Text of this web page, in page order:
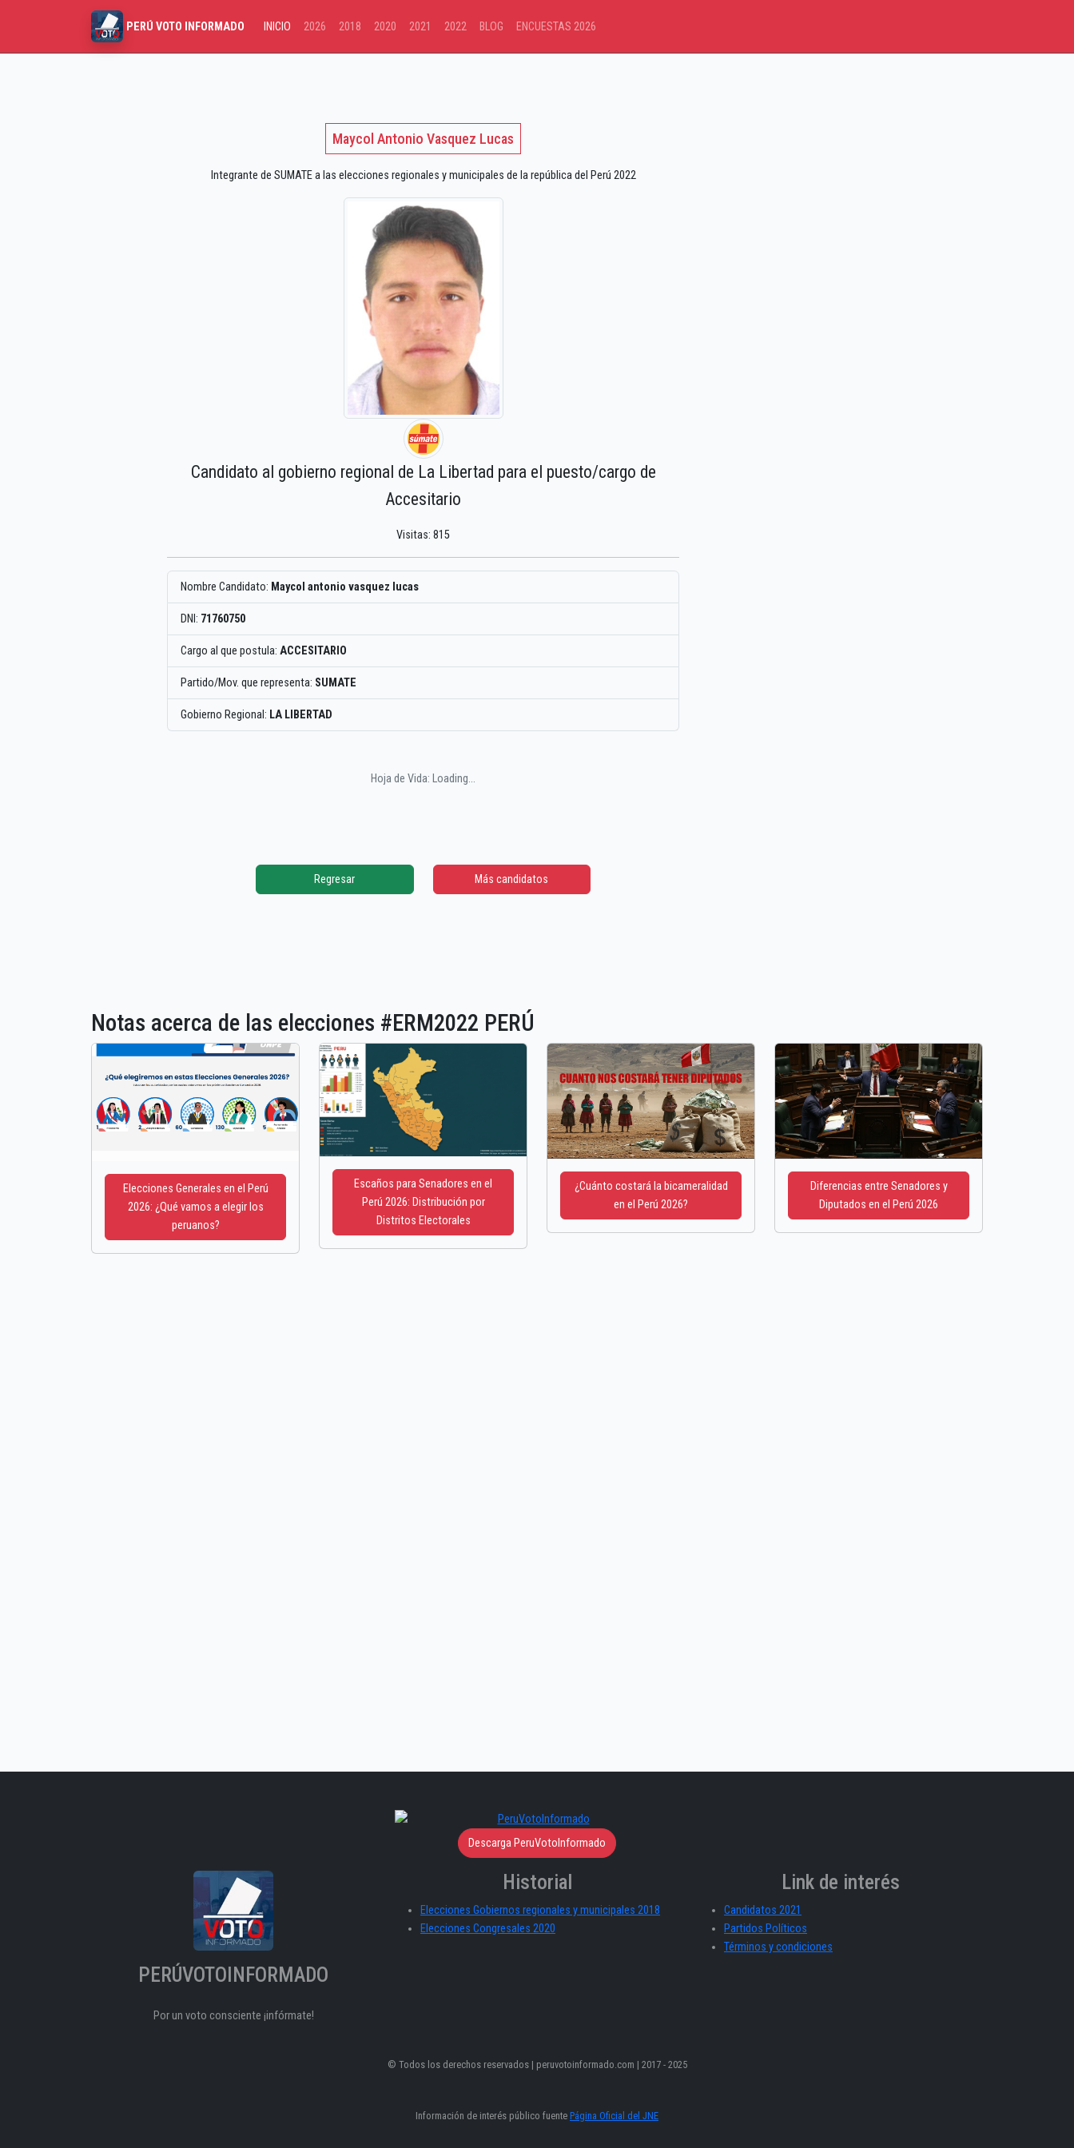
PERÚ VOTO INFORMADO INICIO 2026 2018 2020 2021 2022 BLOG ENCUESTAS 2026
Maycol Antonio Vasquez Lucas
Integrante de SUMATE a las elecciones regionales y municipales de la república del Perú 2022
Candidato al gobierno regional de La Libertad para el puesto/cargo de
Accesitario
Visitas: 815
Nombre Candidato: Maycol antonio vasquez lucas
DNI: 71760750
Cargo al que postula: ACCESITARIO
Partido/Mov. que representa: SUMATE
Gobierno Regional: LA LIBERTAD
Hoja de Vida: Loading...
Regresar Más candidatos
Notas acerca de las elecciones #ERM2022 PERÚ
Elecciones Generales en el Perú
2026: ¿Qué vamos a elegir los
peruanos?
Escaños para Senadores en el
Perú 2026: Distribución por
Distritos Electorales
¿Cuánto costará la bicameralidad
en el Perú 2026?
Diferencias entre Senadores y
Diputados en el Perú 2026
Descarga PeruVotoInformado
PERÚVOTOINFORMADO
Por un voto consciente ¡infórmate!
Historial
Elecciones Gobiernos regionales y municipales 2018
Elecciones Congresales 2020
Link de interés
Candidatos 2021
Partidos Políticos
Términos y condiciones
© Todos los derechos reservados | peruvotoinformado.com | 2017 - 2025
Información de interés público fuente Página Oficial del JNE